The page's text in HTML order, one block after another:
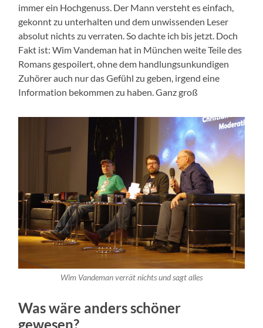
immer ein Hochgenuss. Der Mann versteht es einfach,
gekonnt zu unterhalten und dem unwissenden Leser
absolut nichts zu verraten. So dachte ich bis jetzt. Doch
Fakt ist: Wim Vandeman hat in München weite Teile des
Romans gespoilert, ohne dem handlungsunkundigen
Zuhörer auch nur das Gefühl zu geben, irgend eine
Information bekommen zu haben. Ganz groß
Wim Vandeman verrät nichts und sagt alles
Was wäre anders schöner
gewesen?